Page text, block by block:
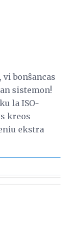
vi bonŝancas
sistemon!
la ISO-
kreos
ekstra